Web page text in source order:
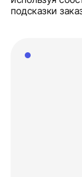
подсказки